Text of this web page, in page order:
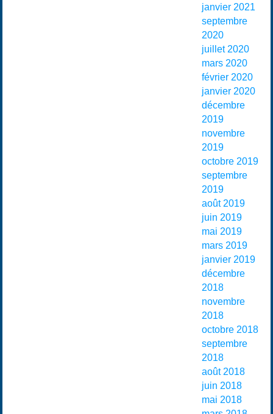
janvier 2021
septembre
2020
juillet 2020
mars 2020
février 2020
janvier 2020
décembre
2019
novembre
2019
octobre 2019
septembre
2019
août 2019
juin 2019
mai 2019
mars 2019
janvier 2019
décembre
2018
novembre
2018
octobre 2018
septembre
2018
août 2018
juin 2018
mai 2018